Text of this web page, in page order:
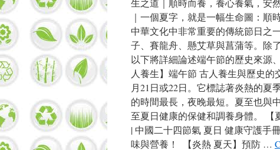
生之道｜順時而養，養心養氣，安
｜一個夏字，就是一幅生命圖：順
中華文化中非常重要的傳統節日之
子、賽龍舟、懸艾草與菖蒲等。除
以下將詳細論述端午節的歷史來源
人養生】端午節 古人養生與歷史
月21日或22日。它標誌著炎熱的夏
的時間最長，夜晚最短。夏至也與
至夏日健康的保健和調養身體。 【
| 中國二十四節氣 夏日 健康守護手
味與營養！ 【炎熱 夏天】預防 …